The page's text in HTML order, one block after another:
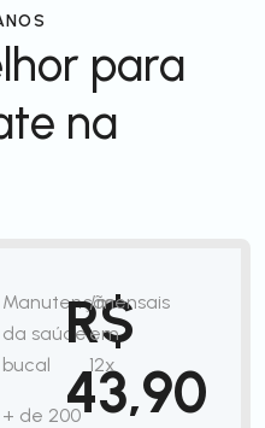
para
na
Manutenção
da saúde
bucal
+ de 200
R$
43,90
/mensais
em
12x